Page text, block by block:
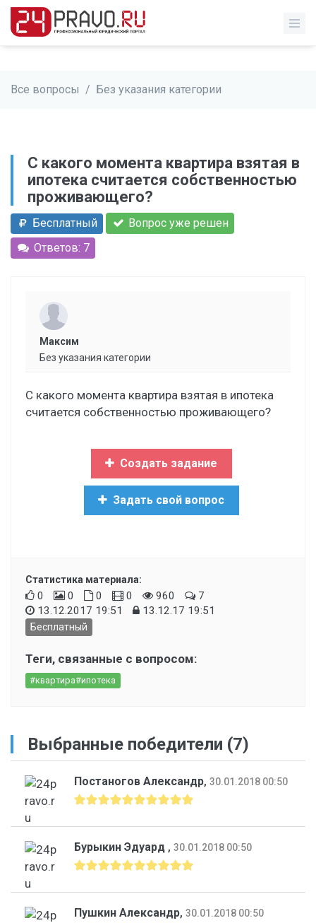
Все вопросы / Без указания категории
С какого момента квартира взятая в
ипотека считается собственностью
проживающего?
Бесплатный
Вопрос уже решен
Ответов: 7
Максим
Без указания категории
С какого момента квартира взятая в ипотека
считается собственностью проживающего?
Создать задание
Задать свой вопрос
Статистика материала:
0 0 0 0 960
7
13.12.2017 19:51
13.12.17 19:51
Бесплатный
Теги, связанные с вопросом:
#квартира#ипотека
Выбранные победители (7)
Постаногов Александр, 30.01.2018 00:50
Бурыкин Эдуард , 30.01.2018 00:50
Пушкин Александр, 30.01.2018 00:50